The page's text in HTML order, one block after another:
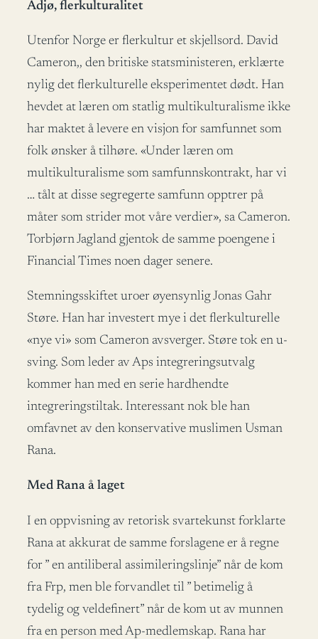
Adjø, flerkulturalitet
Utenfor Norge er flerkultur et skjellsord. David
Cameron,, den britiske statsministeren, erklærte
nylig det flerkulturelle eksperimentet dødt. Han
hevdet at læren om statlig multikulturalisme ikke
har maktet å levere en visjon for samfunnet som
folk ønsker å tilhøre. «Under læren om
multikulturalisme som samfunnskontrakt, har vi
… tålt at disse segregerte samfunn opptrer på
måter som strider mot våre verdier», sa Cameron.
Torbjørn Jagland gjentok de samme poengene i
Financial Times noen dager senere.
Stemningsskiftet uroer øyensynlig Jonas Gahr
Støre. Han har investert mye i det flerkulturelle
«nye vi» som Cameron avsverger. Støre tok en u-
sving. Som leder av Aps integreringsutvalg
kommer han med en serie hardhendte
integreringstiltak. Interessant nok ble han
omfavnet av den konservative muslimen Usman
Rana.
Med Rana å laget
I en oppvisning av retorisk svartekunst forklarte
Rana at akkurat de samme forslagene er å regne
for ” en antiliberal assimileringslinje” når de kom
fra Frp, men ble forvandlet til ” betimelig å
tydelig og veldefinert” når de kom ut av munnen
fra en person med Ap-medlemskap. Rana har